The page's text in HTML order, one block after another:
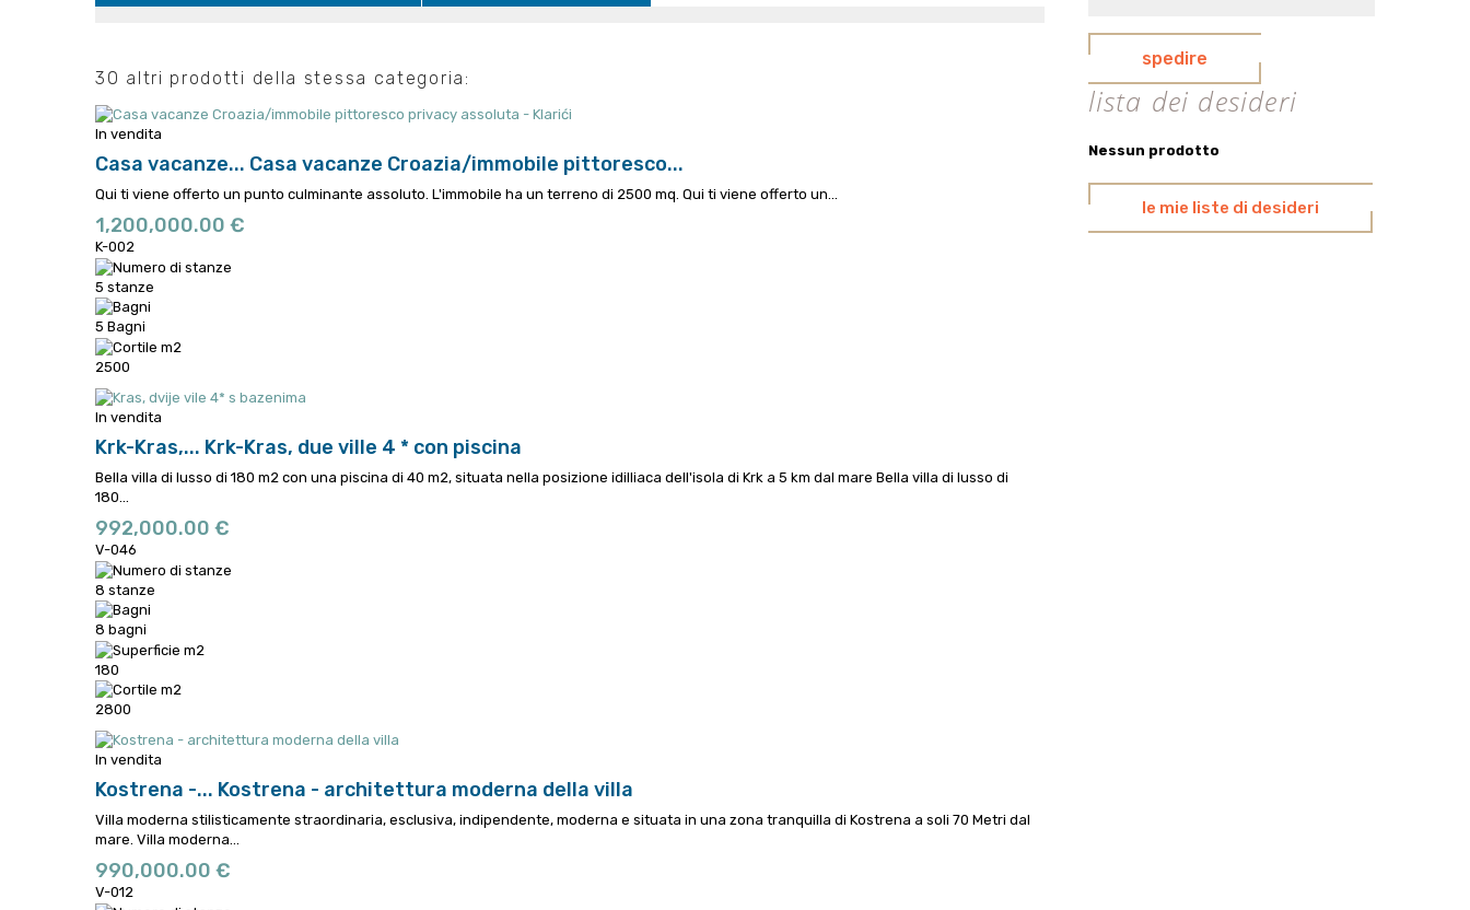
30 altri prodotti della stessa categoria:
In vendita
Casa vacanze... Casa vacanze Croazia/immobile pittoresco...
Qui ti viene offerto un punto culminante assoluto. L'immobile ha un terreno di 2500 mq. Qui ti viene offerto un...
1,200,000.00 €
K-002
5 stanze
5 Bagni
2500
In vendita
Krk-Kras,... Krk-Kras, due ville 4 * con piscina
Bella villa di lusso di 180 m2 con una piscina di 40 m2, situata nella posizione idilliaca dell'isola di Krk a 5 km dal mare Bella villa di lusso di
180...
992,000.00 €
V-046
8 stanze
8 bagni
180
2800
In vendita
Kostrena -... Kostrena - architettura moderna della villa
Villa moderna stilisticamente straordinaria, esclusiva, indipendente, moderna e situata in una zona tranquilla di Kostrena a soli 70 Metri dal
mare. Villa moderna...
990,000.00 €
V-012
spedire
lista dei desideri
Nessun prodotto
le mie liste di desideri